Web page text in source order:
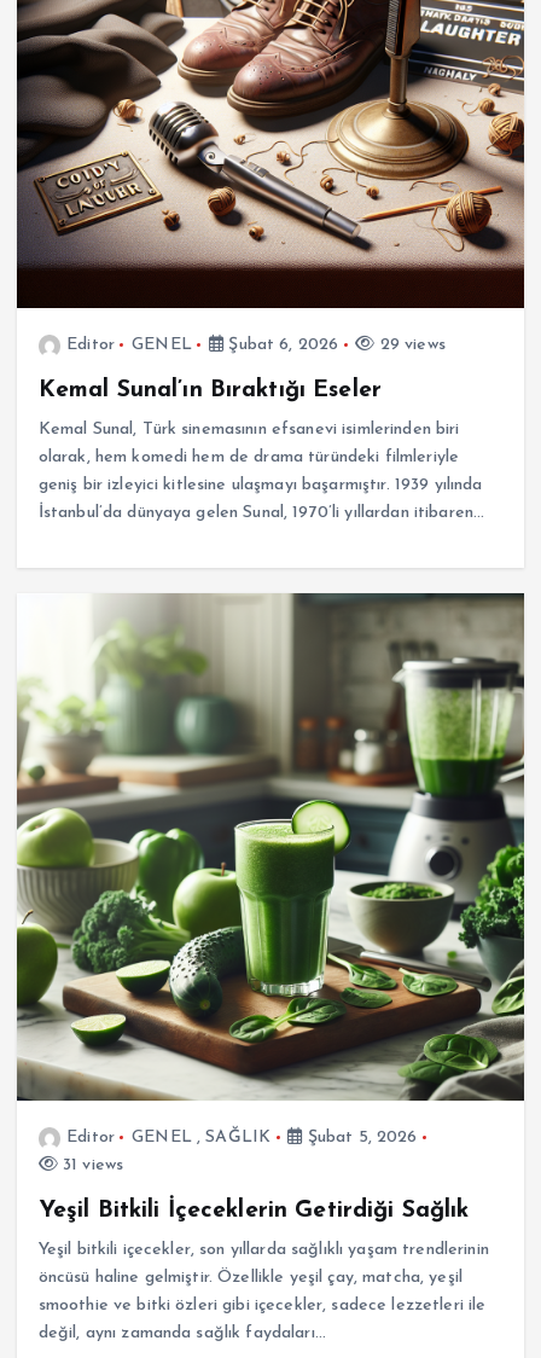
Editor GENEL Şubat 6, 2026 29 views
Kemal Sunal’ın Bıraktığı Eseler
Kemal Sunal, Türk sinemasının efsanevi isimlerinden biri
olarak, hem komedi hem de drama türündeki filmleriyle
geniş bir izleyici kitlesine ulaşmayı başarmıştır. 1939 yılında
İstanbul’da dünyaya gelen Sunal, 1970’li yıllardan itibaren…
Editor GENEL,SAĞLIK
Şubat 5, 2026
31 views
Yeşil Bitkili İçeceklerin Getirdiği Sağlık
Yeşil bitkili içecekler, son yıllarda sağlıklı yaşam trendlerinin
öncüsü haline gelmiştir. Özellikle yeşil çay, matcha, yeşil
smoothie ve bitki özleri gibi içecekler, sadece lezzetleri ile
değil, aynı zamanda sağlık faydaları…